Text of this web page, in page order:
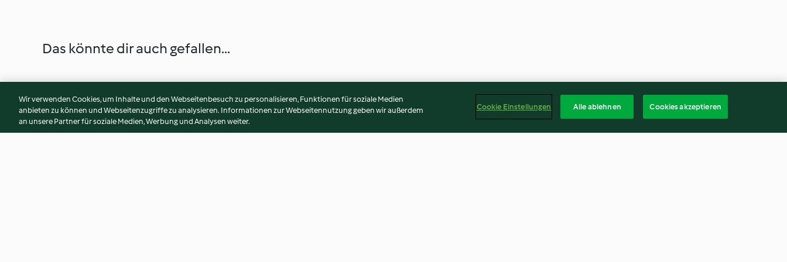
Das könnte dir auch gefallen...
Wir verwenden Cookies, um Inhalte und den Webseitenbesuch zu personalisieren, Funktionen für soziale Medien
anbieten zu können und Webseitenzugriffe zu analysieren. Informationen zur Webseitennutzung geben wir außerdem
an unsere Partner für soziale Medien, Werbung und Analysen weiter.
Cookie Einstellungen Alle ablehnen Cookies akzeptieren